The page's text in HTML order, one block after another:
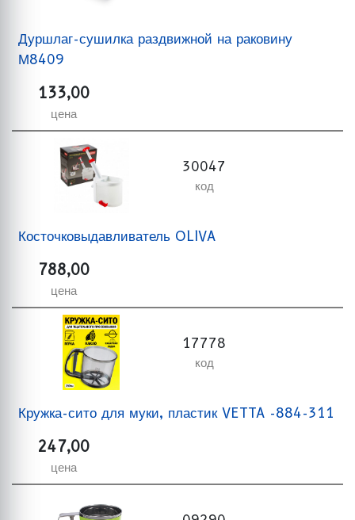
Дуршлаг-сушилка раздвижной на раковину
М8409
133,00
цена
30047
код
Косточковыдавливатель OLIVA
788,00
цена
17778
код
Кружка-сито для муки, пластик VETTA -884-311
247,00
цена